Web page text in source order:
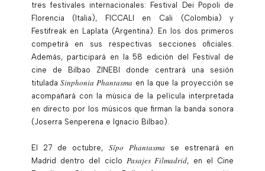
tres festivales internacionales: Festival Dei Popoli de
Florencia (Italia), FICCALI en Cali (Colombia) y
Festifreak en Laplata (Argentina). En los dos primeros
competirá en sus respectivas secciones oficiales.
Además, participará en la 58 edición del Festival de
cine de Bilbao ZINEBI donde centrará una sesión
tituladaSinphonia Phantasma en la que la proyección se
acompañará con la música de la película interpretada
en directo por los músicos que firman la banda sonora
(Joserra Senperena e Ignacio Bilbao).
El 27 de octubre, Sîpo Phantasma se estrenará en
Madrid dentro del ciclo Pasajes Filmadrid, en el Cine